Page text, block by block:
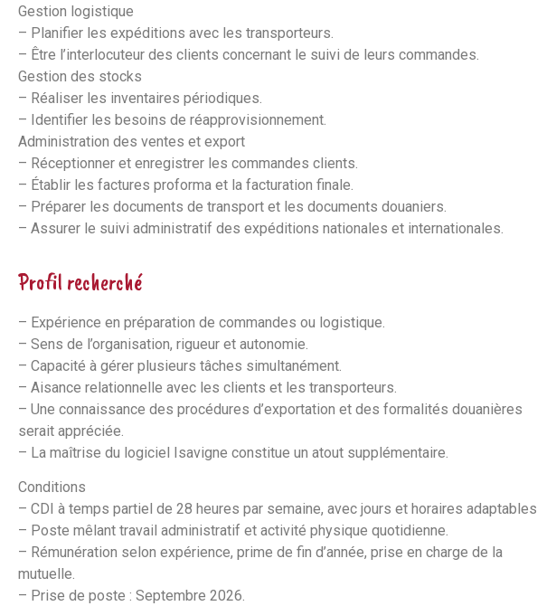
Gestion logistique
– Planifier les expéditions avec les transporteurs.
– Être l’interlocuteur des clients concernant le suivi de leurs commandes.
Gestion des stocks
– Réaliser les inventaires périodiques.
– Identifier les besoins de réapprovisionnement.
Administration des ventes et export
– Réceptionner et enregistrer les commandes clients.
– Établir les factures proforma et la facturation finale.
– Préparer les documents de transport et les documents douaniers.
– Assurer le suivi administratif des expéditions nationales et internationales.
Profil recherché
– Expérience en préparation de commandes ou logistique.
– Sens de l’organisation, rigueur et autonomie.
– Capacité à gérer plusieurs tâches simultanément.
– Aisance relationnelle avec les clients et les transporteurs.
– Une connaissance des procédures d’exportation et des formalités douanières
serait appréciée.
– La maîtrise du logiciel Isavigne constitue un atout supplémentaire.
Conditions
– CDI à temps partiel de 28 heures par semaine, avec jours et horaires adaptables
– Poste mêlant travail administratif et activité physique quotidienne.
– Rémunération selon expérience, prime de fin d’année, prise en charge de la
mutuelle.
– Prise de poste : Septembre 2026.